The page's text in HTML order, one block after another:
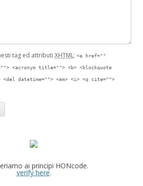
tag ed attributi XHTML: <a href=""
<acronym title=""> <b> <blockquote
<del datetime=""> <em> <i> <q cite="">
ai principi HONcode.
verify here.